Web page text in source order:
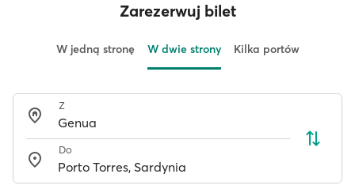
Zarezerwuj bilet
W jedną stronę W dwie strony Kilka portów
Z
Do